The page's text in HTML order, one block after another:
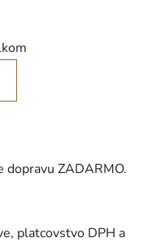
dopravu ZADARMO.
platcovstvo DPH a